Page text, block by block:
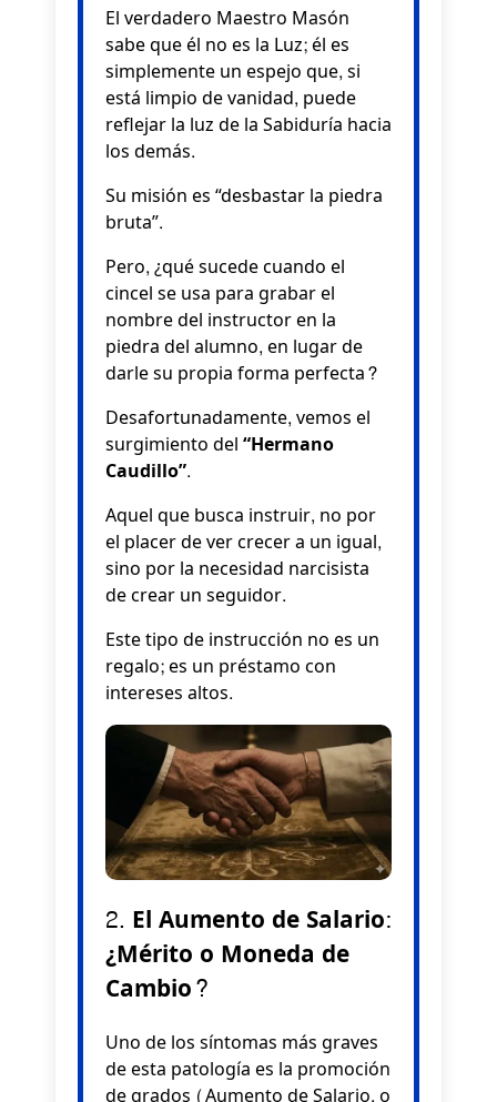
El verdadero Maestro Masón
sabe que él no es la Luz; él es
simplemente un espejo que, si
está limpio de vanidad, puede
reflejar la luz de la Sabiduría hacia
los demás.
Su misión es “desbastar la piedra
bruta”.
Pero, ¿qué sucede cuando el
cincel se usa para grabar el
nombre del instructor en la
piedra del alumno, en lugar de
darle su propia forma perfecta?
Desafortunadamente, vemos el
surgimiento del“Hermano
Caudillo”.
Aquel que busca instruir, no por
el placer de ver crecer a un igual,
sino por la necesidad narcisista
de crear un seguidor.
Este tipo de instrucción no es un
regalo; es un préstamo con
intereses altos.
2. El Aumento de Salario:
¿Mérito o Moneda de
Cambio?
Uno de los síntomas más graves
de esta patología es la promoción
de grados (Aumento de Salario, o